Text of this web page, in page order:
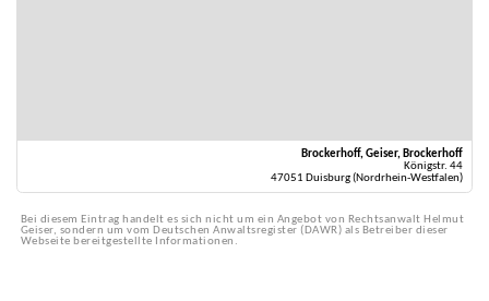
Brockerhoff, Geiser, Brockerhoff
Königstr. 44
47051 Duisburg (Nordrhein-Westfalen)
Bei diesem Eintrag handelt es sich nicht um ein Angebot von Rechtsanwalt Helmut
Geiser, sondern um vom Deutschen Anwaltsregister (DAWR) als Betreiber dieser
Webseite bereitgestellte Informationen.